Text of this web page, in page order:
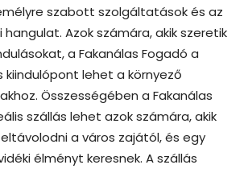
szabott szolgáltatások és az
hangulat. Azok számára, akik szeretik
a Fakanálas Fogadó a
kiindulópont lehet a környező
Összességében a Fakanálas
szállás lehet azok számára, akik
a város zajától, és egy
élményt keresnek. A szállás